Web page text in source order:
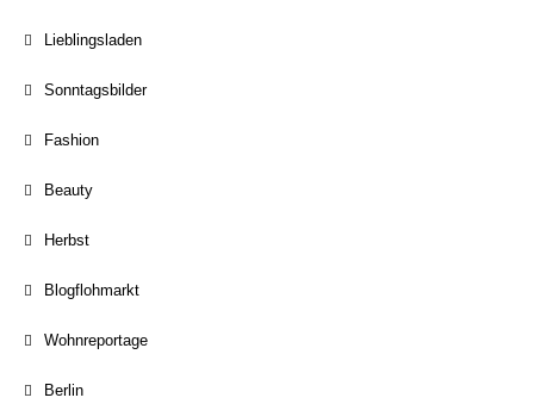
Lieblingsladen
Sonntagsbilder
Fashion
Beauty
Herbst
Blogflohmarkt
Wohnreportage
Berlin